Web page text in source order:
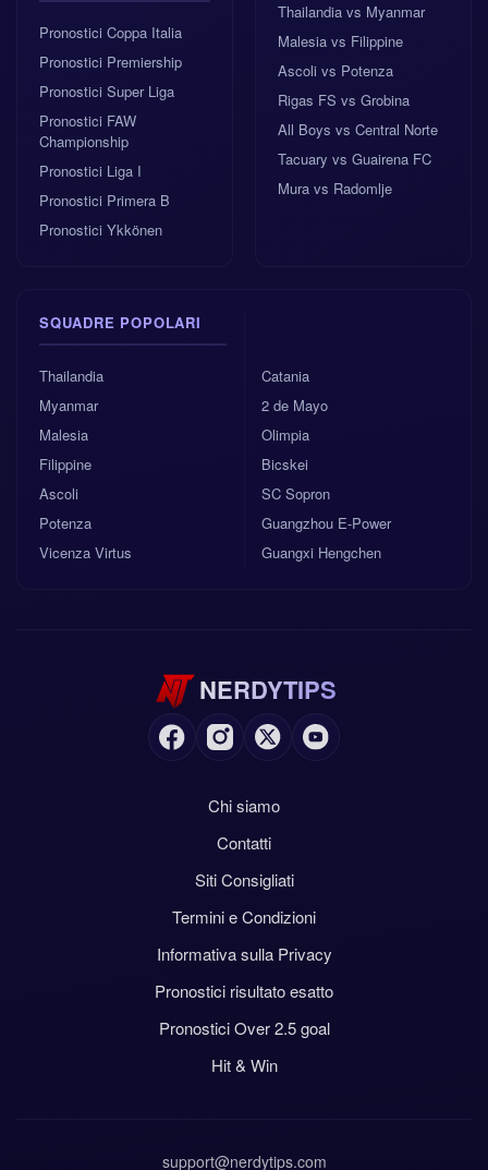
Pronostici Coppa Italia
Pronostici Premiership
Pronostici Super Liga
Pronostici FAW
Championship
Pronostici Liga I
Pronostici Primera B
Pronostici Ykkönen
Thailandia vs Myanmar
Malesia vs Filippine
Ascoli vs Potenza
Rigas FS vs Grobina
All Boys vs Central Norte
Tacuary vs Guairena FC
Mura vs Radomlje
SQUADRE POPOLARI
Thailandia
Myanmar
Malesia
Filippine
Ascoli
Potenza
Vicenza Virtus
Catania
2 de Mayo
Olimpia
Bicskei
SC Sopron
Guangzhou E-Power
Guangxi Hengchen
NERDYTIPS
Chi siamo
Contatti
Siti Consigliati
Termini e Condizioni
Informativa sulla Privacy
Pronostici risultato esatto
Pronostici Over 2.5 goal
Hit & Win
support@nerdytips.com